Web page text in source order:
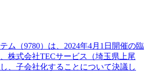
ム（9780）は、2024年4月1日開催の臨
株式会社TECサービス（埼玉県上尾
、子会社化することについて決議し